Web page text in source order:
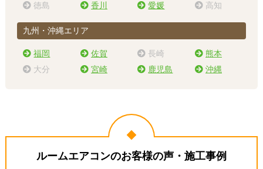
徳島 香川 愛媛 高知
九州・沖縄エリア
福岡 佐賀 長崎
熊本
大分
宮崎 鹿児島 沖縄
ルームエアコンのお客様の声・施工事例